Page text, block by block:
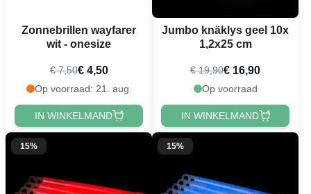
Zonnebrillen wayfarer
wit - onesize
€ 7,50€ 4,50
Op voorraad: 21. aug.
IN WINKELMAND
Jumbo knäklys geel 10x
1,2x25 cm
€ 19,90€ 16,90
Op voorraad
IN WINKELMAND
15% 15%